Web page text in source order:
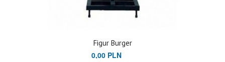
Figur Burger
0,00 PLN